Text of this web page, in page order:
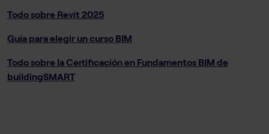
Todo sobre Revit 2025
Guía para elegir un curso BIM
Todo sobre la Certificación en Fundamentos BIM de
buildingSMART